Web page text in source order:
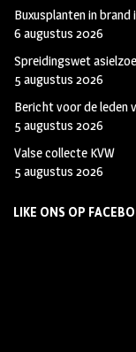
Buxusplanten in
6 augustus 2026
Spreidingswet
5 augustus 2026
Bericht voor de leden
5 augustus 2026
Valse collecte KVW
5 augustus 2026
LIKE ONS OP